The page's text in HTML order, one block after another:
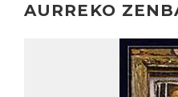
AURREKO